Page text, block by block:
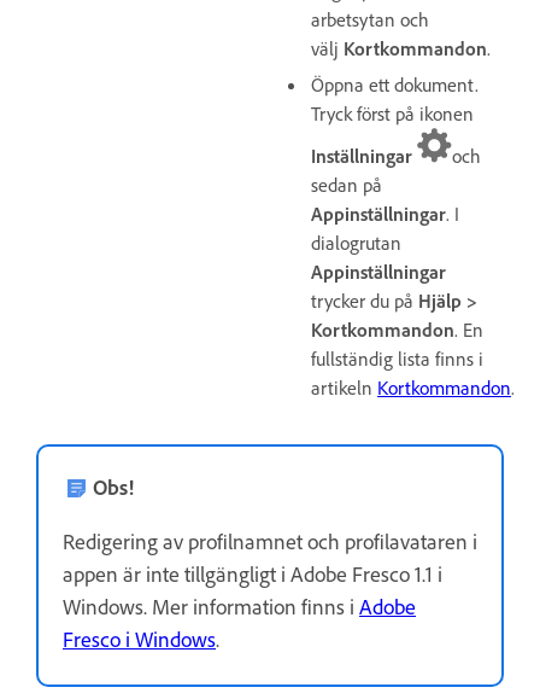
arbetsytan och
välj Kortkommandon.
Öppna ett dokument.
Tryck först på ikonen
Inställningar
och
sedan på
Appinställningar. I
dialogrutan
Appinställningar
trycker du på Hjälp >
Kortkommandon. En
fullständig lista finns i
artikeln Kortkommandon.
Obs!
Redigering av profilnamnet och profilavataren i
appen är inte tillgängligt i Adobe Fresco 1.1 i
Windows. Mer information finns i Adobe
Fresco i Windows.